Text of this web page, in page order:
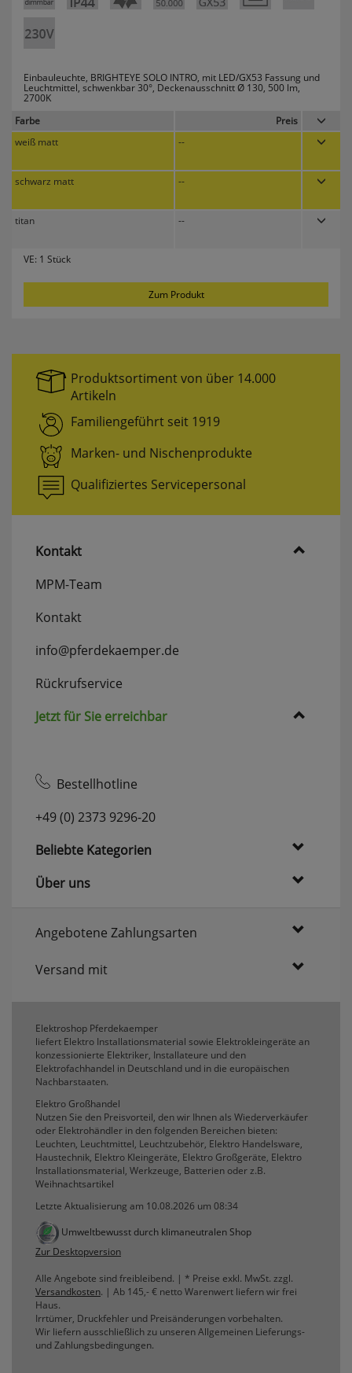
Einbauleuchte, BRIGHTEYE SOLO INTRO, mit LED/GX53 Fassung und
Leuchtmittel, schwenkbar 30°, Deckenausschnitt Ø 130, 500 lm,
2700K
Farbe
Preis
weiß matt
--
schwarz matt --
titan --
VE: 1 Stück
Zum Produkt
Produktsortiment von über 14.000
Artikeln
Familiengeführt seit 1919
Marken- und Nischenprodukte
Qualifiziertes Servicepersonal
Kontakt
MPM-Team
Kontakt
info@pferdekaemper.de
Rückrufservice
Jetzt für Sie erreichbar
Bestellhotline
+49 (0) 2373 9296-20
Beliebte Kategorien
Über uns
Angebotene Zahlungsarten
Versand mit
Elektroshop Pferdekaemper
liefert Elektro Installationsmaterial sowie Elektrokleingeräte an
konzessionierte Elektriker, Installateure und den
Elektrofachhandel in Deutschland und in die europäischen
Nachbarstaaten.
Elektro Großhandel
Nutzen Sie den Preisvorteil, den wir Ihnen als Wiederverkäufer
oder Elektrohändler in den folgenden Bereichen bieten:
Leuchten, Leuchtmittel, Leuchtzubehör, Elektro Handelsware,
Haustechnik, Elektro Kleingeräte, Elektro Großgeräte, Elektro
Installationsmaterial, Werkzeuge, Batterien oder z.B.
Weihnachtsartikel
Letzte Aktualisierung am 10.08.2026 um 08:34
Umweltbewusst durch klimaneutralen Shop
Zur Desktopversion
Alle Angebote sind freibleibend. | * Preise exkl. MwSt. zzgl.
Versandkosten. | Ab 145,- € netto Warenwert liefern wir frei
Haus.
Irrtümer, Druckfehler und Preisänderungen vorbehalten.
Wir liefern ausschließlich zu unseren Allgemeinen Lieferungs-
und Zahlungsbedingungen.